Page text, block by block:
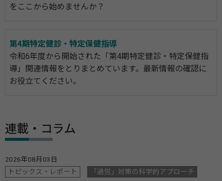
をここから始めませんか？
第4期特定健診・特定保健指導
令和6年度から開始された「第4期特定健診・特定保健指
導」関連情報をとりまとめています。最新情報の確認に
お役立てください。
連載・コラム
2026年08月03日
トピックス・レポート
「過労」対策の科学的アプローチ